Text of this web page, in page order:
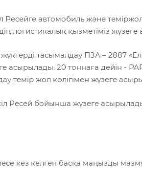
Ресейге автомобиль және
логистикалық қызметіміз
жүктерді тасымалдау ПЗА – 2887
асырылады. 20 тоннаға дейін -
темір жол көлігімен жүзеге
Ресей бойынша жүзеге
кез келген басқа маңызды